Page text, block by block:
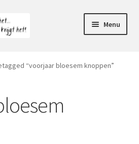
Menu
“voorjaar bloesem knoppen”